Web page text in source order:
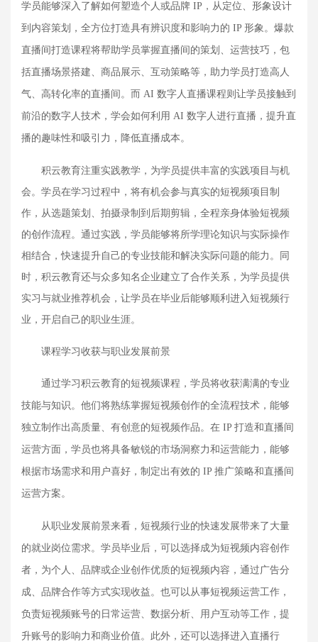
学员能够深入了解如何塑造个人或品牌 IP，从定位、形象设计
到内容策划，全方位打造具有辨识度和影响力的 IP 形象。爆款
直播间打造课程将帮助学员掌握直播间的策划、运营技巧，包
括直播场景搭建、商品展示、互动策略等，助力学员打造高人
气、高转化率的直播间。而 AI 数字人直播课程则让学员接触到
前沿的数字人技术，学会如何利用 AI 数字人进行直播，提升直
播的趣味性和吸引力，降低直播成本。
积云教育注重实践教学，为学员提供丰富的实践项目与机
会。学员在学习过程中，将有机会参与真实的短视频项目制
作，从选题策划、拍摄录制到后期剪辑，全程亲身体验短视频
的创作流程。通过实践，学员能够将所学理论知识与实际操作
相结合，快速提升自己的专业技能和解决实际问题的能力。同
时，积云教育还与众多知名企业建立了合作关系，为学员提供
实习与就业推荐机会，让学员在毕业后能够顺利进入短视频行
业，开启自己的职业生涯。
课程学习收获与职业发展前景
通过学习积云教育的短视频课程，学员将收获满满的专业
技能与知识。他们将熟练掌握短视频创作的全流程技术，能够
独立制作出高质量、有创意的短视频作品。在 IP 打造和直播间
运营方面，学员也将具备敏锐的市场洞察力和运营能力，能够
根据市场需求和用户喜好，制定出有效的 IP 推广策略和直播间
运营方案。
从职业发展前景来看，短视频行业的快速发展带来了大量
的就业岗位需求。学员毕业后，可以选择成为短视频内容创作
者，为个人、品牌或企业创作优质的短视频内容，通过广告分
成、品牌合作等方式实现收益。也可以从事短视频运营工作，
负责短视频账号的日常运营、数据分析、用户互动等工作，提
升账号的影响力和商业价值。此外，还可以选择进入直播行